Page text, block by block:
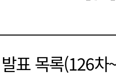
표 목록(126차